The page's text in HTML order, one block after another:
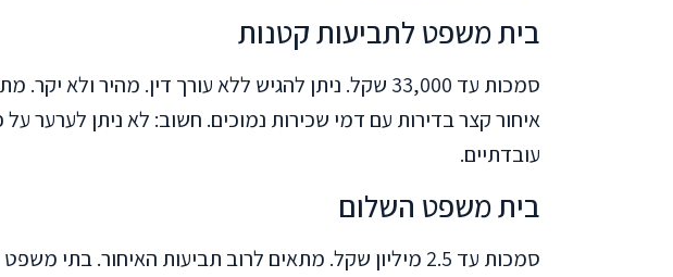
בית משפט לתביעות קטנות
סמכות עד 33,000 שקל. ניתן להגיש ללא עורך דין. מהיר
איחור קצר בדירות עם דמי שכירות נמוכים. חשוב: לא ניתן לערער
עובדתיים.
בית משפט השלום
סמכות עד 2.5 מיליון שקל. מתאים לרוב תביעות האיחור. בתי